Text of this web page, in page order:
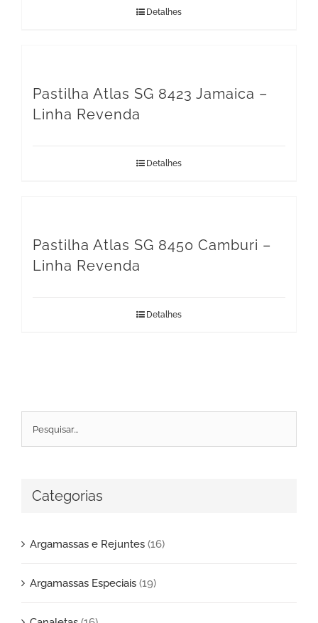
Detalhes
Pastilha Atlas SG 8423 Jamaica –
Linha Revenda
Detalhes
Pastilha Atlas SG 8450 Camburi –
Linha Revenda
Detalhes
Categorias
Argamassas e Rejuntes (16)
Argamassas Especiais (19)